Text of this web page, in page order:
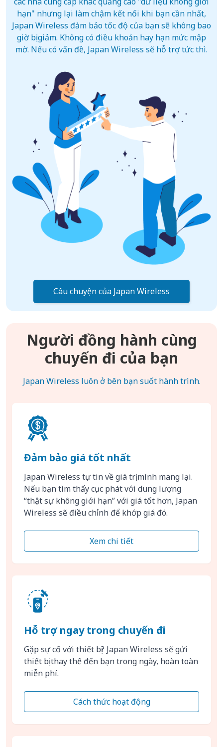
hạn" nhưng lại làm chậm kết nối khi bạn cần nhất,
Japan Wireless đảm bảo tốc độ của bạn sẽ không bao
giờ bị giảm. Không có điều khoản hay hạn mức mập
mờ. Nếu có vấn đề, Japan Wireless sẽ hỗ trợ tức thì.
Câu chuyện của Japan Wireless
Người đồng hành cùng
chuyến đi của bạn
Japan Wireless luôn ở bên bạn suốt hành trình.
Đảm bảo giá tốt nhất
Japan Wireless tự tin về giá trị mình mang lại.
Nếu bạn tìm thấy cục phát với dung lượng
“thật sự không giới hạn” với giá tốt hơn, Japan
Wireless sẽ điều chỉnh để khớp giá đó.
Xem chi tiết
Hỗ trợ ngay trong chuyến đi
Gặp sự cố với thiết bị? Japan Wireless sẽ gửi
thiết bị thay thế đến bạn trong ngày, hoàn toàn
miễn phí.
Cách thức hoạt động